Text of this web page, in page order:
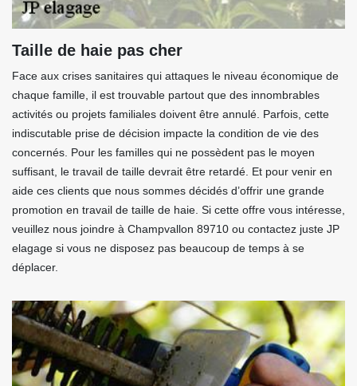
Taille de haie pas cher
Face aux crises sanitaires qui attaques le niveau économique de
chaque famille, il est trouvable partout que des innombrables
activités ou projets familiales doivent être annulé. Parfois, cette
indiscutable prise de décision impacte la condition de vie des
concernés. Pour les familles qui ne possèdent pas le moyen
suffisant, le travail de taille devrait être retardé. Et pour venir en
aide ces clients que nous sommes décidés d’offrir une grande
promotion en travail de taille de haie. Si cette offre vous intéresse,
veuillez nous joindre à Champvallon 89710 ou contactez juste JP
elagage si vous ne disposez pas beaucoup de temps à se
déplacer.